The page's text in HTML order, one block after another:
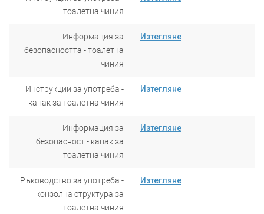
тоалетна чиния
Информация за
безопасността - тоалетна
чиния
Изтегляне
Инструкции за употреба -
капак за тоалетна чиния
Изтегляне
Информация за
безопасност - капак за
тоалетна чиния
Изтегляне
Ръководство за употреба -
конзолна структура за
тоалетна чиния
Изтегляне